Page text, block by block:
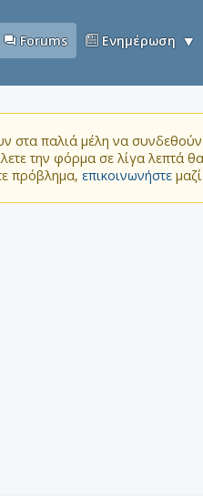
Forums Ενημέρωση
στα παλιά μέλη να
την φόρμα σε λίγα λεπτά
πρόβλημα, επικοινωνήστε